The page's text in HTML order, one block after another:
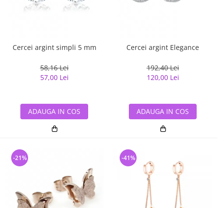
Cercei argint simpli 5 mm
58,16 Lei
57,00 Lei
ADAUGA IN COS
Cercei argint Elegance
192,40 Lei
120,00 Lei
ADAUGA IN COS
-21% -41%